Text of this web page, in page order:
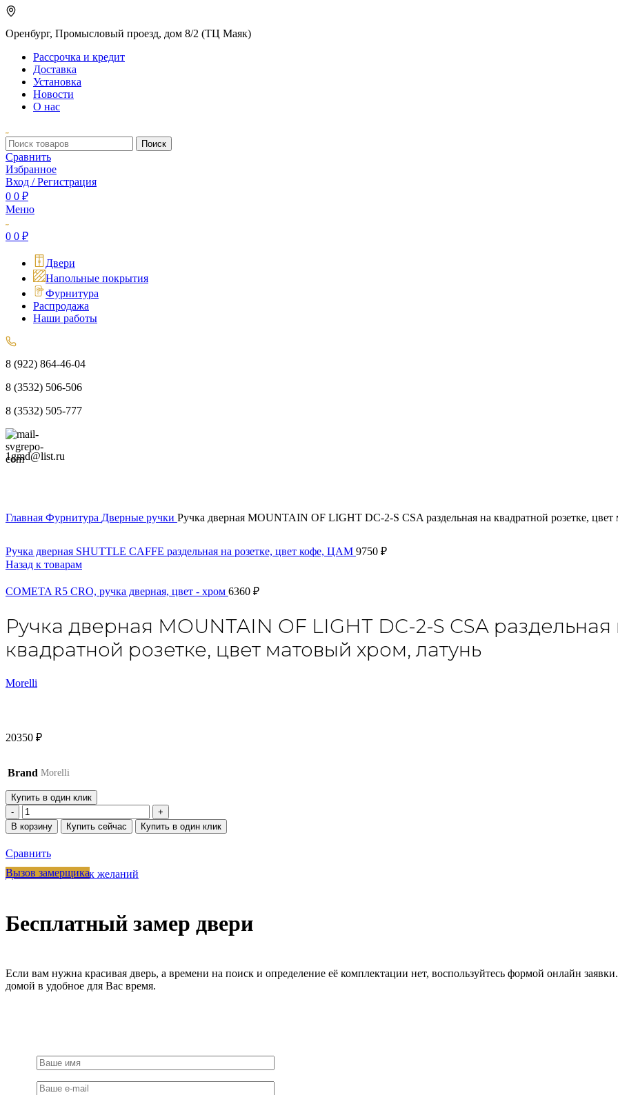
Оренбург, Промысловый проезд, дом 8/2 (ТЦ Маяк)
Рассрочка и кредит
Доставка
Установка
Новости
О нас
Поиск
Сравнить
Избранное
Вход / Регистрация
0 0 ₽
Меню
0 0 ₽
Двери
Напольные покрытия
Фурнитура
Распродажа
Наши работы
8 (922) 864-46-04
8 (3532) 506-506
8 (3532) 505-777
1gmd@list.ru
Главная Фурнитура Дверные ручки Ручка дверная MOUNTAIN OF LIGHT DC-2-S CSA раздельная на квадратной розетке,
Ручка дверная SHUTTLE CAFFE раздельная на розетке, цвет кофе, ЦАМ 9750 ₽
Назад к товарам
COMETA R5 CRO, ручка дверная, цвет - хром 6360 ₽
Ручка дверная MOUNTAIN OF LIGHT DC-2-S CSA раздельная
квадратной розетке, цвет матовый хром, латунь
Morelli
20350 ₽
Brand Morelli
Купить в один клик
Количество
товара
Ручка
MOUNTAIN
OF
S
CSA
квадратной
розетке,
В корзину Купить сейчас Купить в один клик
Сравнить
Добавить в список желаний
Вызов замерщика
Бесплатный замер двери
Если вам нужна красивая дверь, а времени на поиск и определение её комплектации нет, воспользуйтесь формой онлайн
домой в удобное для Вас время.